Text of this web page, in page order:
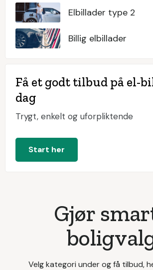
Elbillader type 2
Billig elbillader
Få et godt tilbud på el-
dag
Trygt, enkelt og uforpliktende
Start her
Gjør
Velg kategori under og få tilbud,